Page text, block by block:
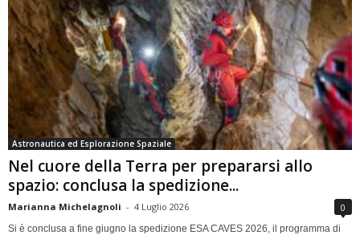
Astronautica ed Esplorazione Spaziale
Nel cuore della Terra per prepararsi allo
spazio: conclusa la spedizione...
Marianna Michelagnoli - 4 Luglio 2026 0
Si è conclusa a fine giugno la spedizione ESA CAVES 2026, il programma di